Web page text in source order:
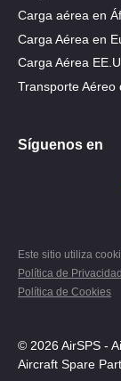
Carga aérea en
Carga Aérea en
Carga Aérea
Transporte Aéreo
Síguenos en
Este sitio utiliza
Política de Privacidad
Política de Cookies
© 2026 AirSPS -
Aircraft Spare